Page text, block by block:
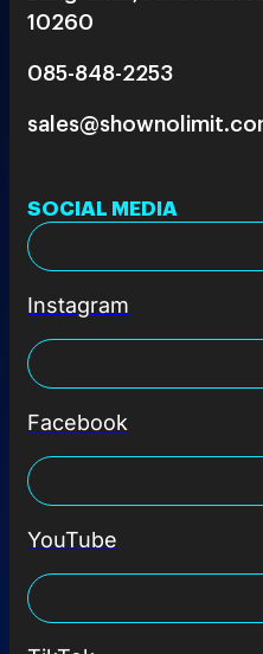
10260
085-848-2253
SOCIAL MEDIA
Instagram
Facebook
YouTube